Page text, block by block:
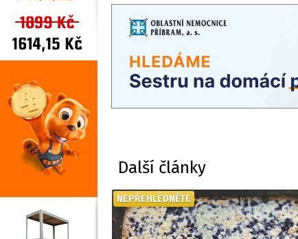
Další články
NEPŘEHLÉDNĚTE